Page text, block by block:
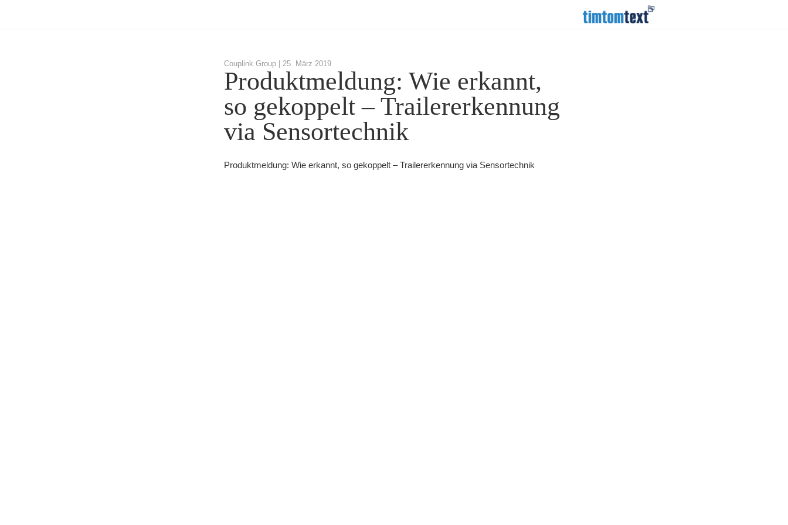
Couplink Group | 25. März 2019
Produktmeldung: Wie erkannt,
so gekoppelt – Trailererkennung
via Sensortechnik
Produktmeldung: Wie erkannt, so gekoppelt – Trailererkennung via Sensortechnik